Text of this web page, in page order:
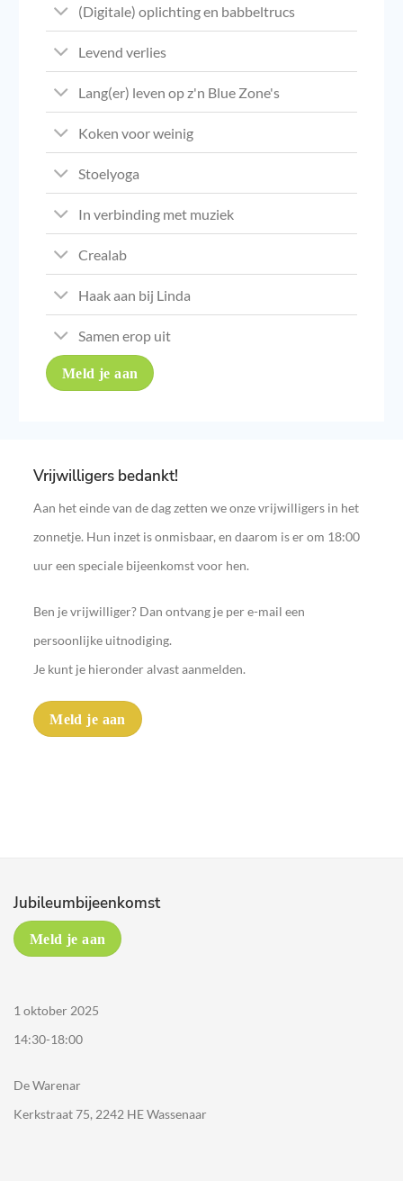
(Digitale) oplichting en babbeltrucs
Levend verlies
Lang(er) leven op z'n Blue Zone's
Koken voor weinig
Stoelyoga
In verbinding met muziek
Crealab
Haak aan bij Linda
Samen erop uit
Meld je aan
Vrijwilligers bedankt!
Aan het einde van de dag zetten we onze vrijwilligers in het
zonnetje. Hun inzet is onmisbaar, en daarom is er om 18:00
uur een speciale bijeenkomst voor hen.
Ben je vrijwilliger? Dan ontvang je per e-mail een
persoonlijke uitnodiging.
Je kunt je hieronder alvast aanmelden.
Meld je aan
Jubileumbijeenkomst
Meld je aan
1 oktober 2025
14:30-18:00
De Warenar
Kerkstraat 75, 2242 HE Wassenaar